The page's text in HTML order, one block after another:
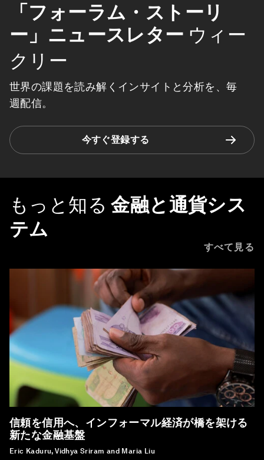
「フォーラム・ストーリ
ー」ニュースレター ウィー
クリー
世界の課題を読み解くインサイトと分析を、毎
週配信。
今すぐ登録する
もっと知る 金融と通貨シス
テム
すべて見る
信頼を信用へ、インフォーマル経済が橋を架ける
新たな金融基盤
Eric Kaduru, Vidhya Sriram and Maria Liu